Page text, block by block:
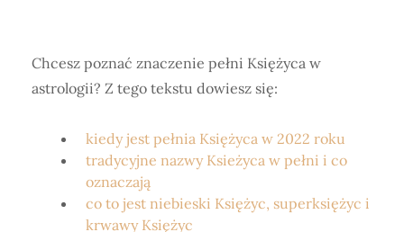
Chcesz poznać znaczenie pełni Księżyca w
astrologii? Z tego tekstu dowiesz się:
kiedy jest pełnia Księżyca w 2022 roku
tradycyjne nazwy Ksieżyca w pełni i co
oznaczają
co to jest niebieski Księżyc, superksiężyc i
krwawy Księżyc